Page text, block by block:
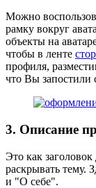
Можно
рамку вокруг
объекты на
чтобы в ленте
профиля,
что Вы запостили
3. Описание
Это как
раскрывать тему.
и "О себе".